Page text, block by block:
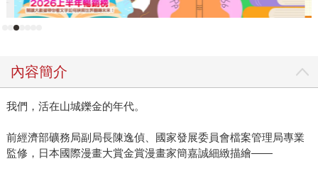
內容簡介
我們，活在山城鑠金的年代。
前經濟部礦務局副局長陳逸偵、國家發展委員會檔案管理局專業
監修，日本國際漫畫大賞金賞漫畫家簡嘉誠細緻描繪——